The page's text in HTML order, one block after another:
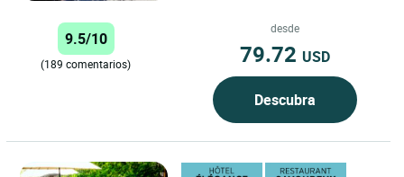
el momento de relajación...
9.5/10
(189 comentarios)
desde
79.72 USD
Descubra